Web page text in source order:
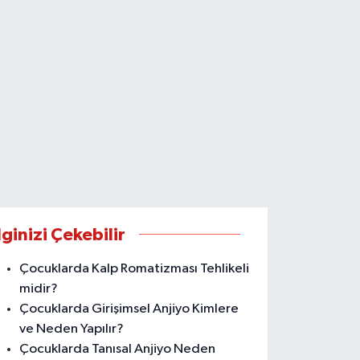
Çekebilir
Çocuklarda Kalp Romatizması Tehlikeli
midir?
Çocuklarda Girişimsel Anjiyo Kimlere
ve Neden Yapılır?
Çocuklarda Tanısal Anjiyo Neden